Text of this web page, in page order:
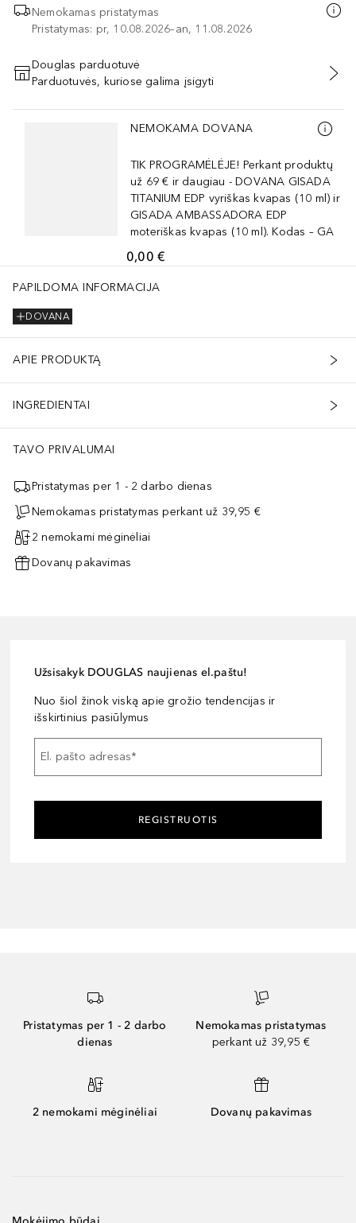
Nemokamas pristatymas
Pristatymas: pr, 10.08.2026–an, 11.08.2026
PRIDĖTI Į KREPŠELĮ
Douglas parduotuvė
Parduotuvės, kuriose galima įsigyti
Praleisti slankiklį
NEMOKAMA DOVANA
TIK PROGRAMĖLĖJE! Perkant produktų
už 69 € ir daugiau - DOVANA GISADA
TITANIUM EDP vyriškas kvapas (10 ml) ir
GISADA AMBASSADORA EDP
moteriškas kvapas (10 ml). Kodas – GA
0,00 €
PAPILDOMA INFORMACIJA
DOVANA
APIE PRODUKTĄ
INGREDIENTAI
TAVO PRIVALUMAI
Pristatymas per 1 - 2 darbo dienas
Nemokamas pristatymas perkant už 39,95 €
2 nemokami mėginėliai
Dovanų pakavimas
Užsisakyk DOUGLAS naujienas el.paštu!
Nuo šiol žinok viską apie grožio tendencijas ir
išskirtinius pasiūlymus
El. pašto adresas*
REGISTRUOTIS
Pristatymas per 1 - 2 darbo
dienas
Nemokamas pristatymas
perkant už 39,95 €
2 nemokami mėginėliai Dovanų pakavimas